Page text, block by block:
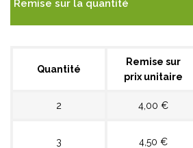
Remise sur la quantité
Quantité
Remise sur
prix unitaire
2 4,00 €
3 4,50 €